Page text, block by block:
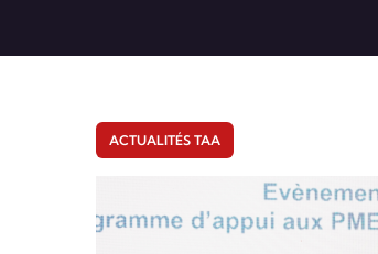
ACTUALITÉS TAA